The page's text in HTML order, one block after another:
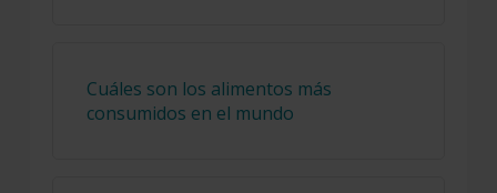
Cuáles son los alimentos más
consumidos en el mundo